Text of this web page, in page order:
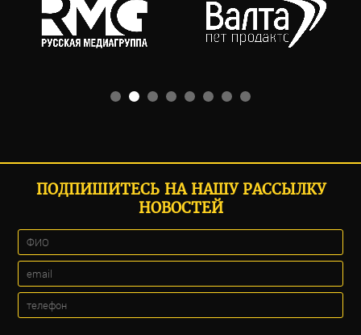
ПОДПИШИТЕСЬ НА НАШУ РАССЫЛКУ
НОВОСТЕЙ